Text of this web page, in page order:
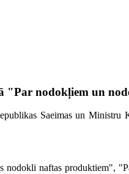
"Par nodokļiem un
Saeimas un Ministru
naftas produktiem",